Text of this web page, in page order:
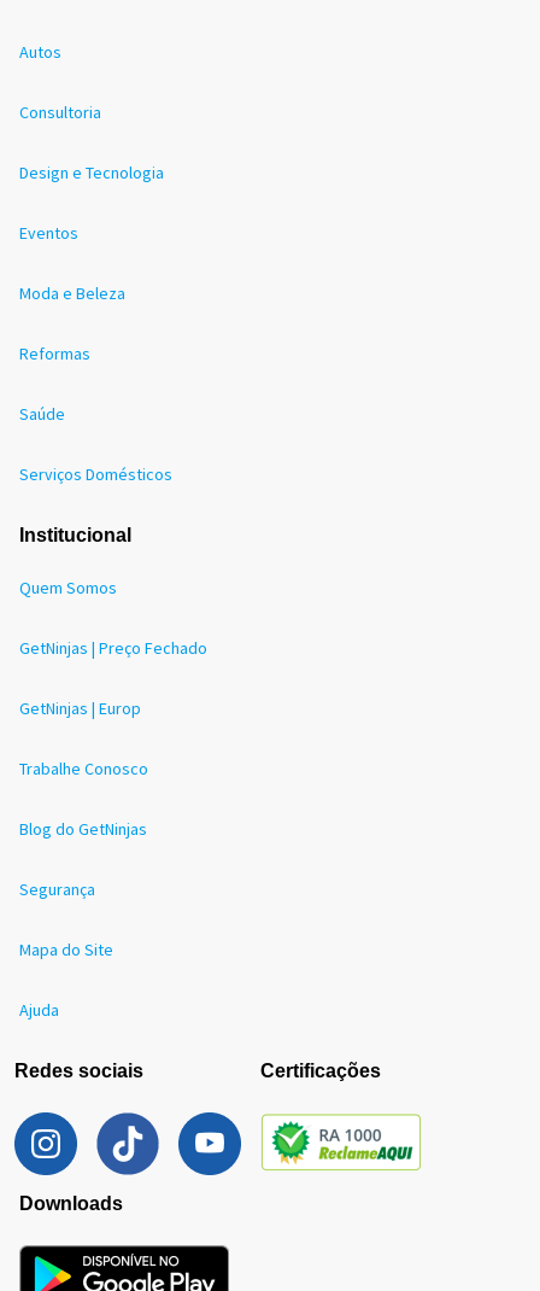
Autos
Consultoria
Design e Tecnologia
Eventos
Moda e Beleza
Reformas
Saúde
Serviços Domésticos
Institucional
Quem Somos
GetNinjas | Preço Fechado
GetNinjas | Europ
Trabalhe Conosco
Blog do GetNinjas
Segurança
Mapa do Site
Ajuda
Redes sociais Certificações
Downloads